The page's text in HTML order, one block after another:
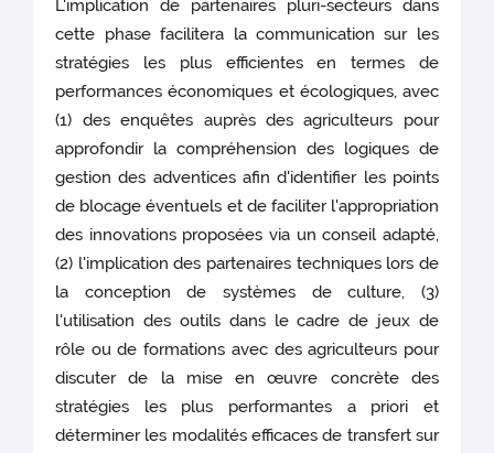
L'implication de partenaires pluri-secteurs dans
cette phase facilitera la communication sur les
stratégies les plus efficientes en termes de
performances économiques et écologiques, avec
(1) des enquêtes auprès des agriculteurs pour
approfondir la compréhension des logiques de
gestion des adventices afin d'identifier les points
de blocage éventuels et de faciliter l'appropriation
des innovations proposées via un conseil adapté,
(2) l'implication des partenaires techniques lors de
la conception de systèmes de culture, (3)
l'utilisation des outils dans le cadre de jeux de
rôle ou de formations avec des agriculteurs pour
discuter de la mise en œuvre concrète des
stratégies les plus performantes a priori et
déterminer les modalités efficaces de transfert sur